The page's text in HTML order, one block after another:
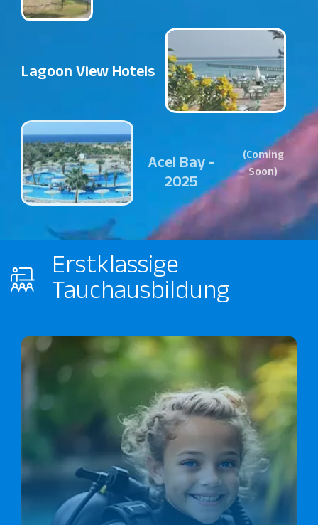
Lagoon View Hotels
Acel Bay -
2025
Erstklassige
Tauchausbildung